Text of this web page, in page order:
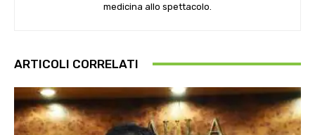
medicina allo spettacolo.
ARTICOLI CORRELATI